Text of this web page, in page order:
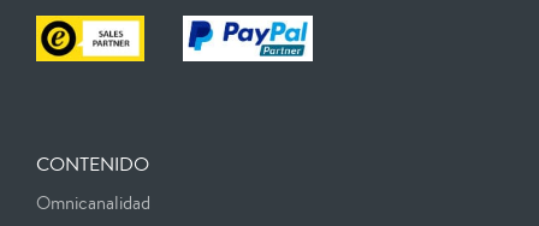
CONTENIDO
Omnicanalidad